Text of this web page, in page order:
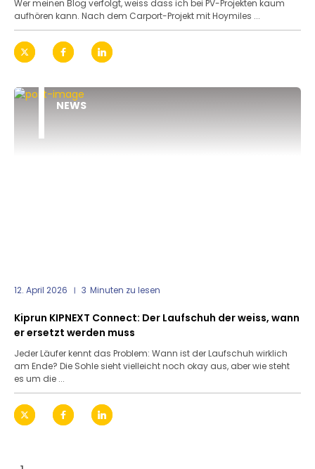
Wer meinen Blog verfolgt, weiss dass ich bei PV-Projekten kaum
aufhören kann. Nach dem Carport-Projekt mit Hoymiles ...
NEWS
12. April 2026 3 Minuten zu lesen
Kiprun KIPNEXT Connect: Der Laufschuh der weiss, wann
er ersetzt werden muss
Jeder Läufer kennt das Problem: Wann ist der Laufschuh wirklich
am Ende? Die Sohle sieht vielleicht noch okay aus, aber wie steht
es um die ...